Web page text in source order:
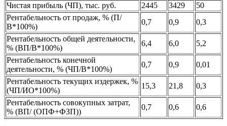
Чистая прибыль (ЧП), тыс. руб.
2445 3429
50
Рентабельность от продаж, % (П/
В*100%)
0,7 0,9
0,3
Рентабельность общей деятельности,
% (ВП/В*100%)
6,4 6,0
5,2
Рентабельность конечной
деятельности, % (ЧП/В*100%)
0,7 0,9
0,01
Рентабельность текущих издержек, %
(ЧП/ИО*100%)
15,3 21,8
0,3
Рентабельность совокупных затрат,
% (ВП/ (ОПФ+ФЗП))
0,7 0,6 0,6